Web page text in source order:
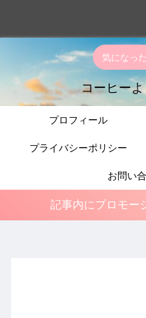
気になっ
コーヒー
プロフィール
プライバシーポリシー
お問い
記事内にプロモー